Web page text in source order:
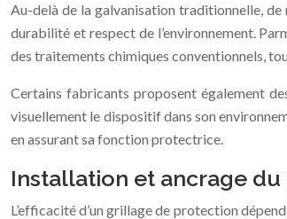
Au-delà de la galvanisation traditionnelle,
durabilité et respect de l’environnement.
des traitements chimiques conventionnels,
Certains fabricants proposent également
visuellement le dispositif dans son
en assurant sa fonction protectrice.
Installation et ancrage
L’efficacité d’un grillage de protection